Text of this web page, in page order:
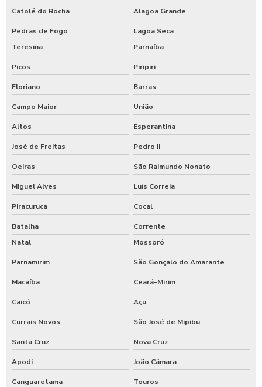
Catolé do Rocha Alagoa Grande
Pedras de Fogo
Lagoa Seca
Teresina
Parnaíba
Picos Piripiri
Floriano Barras
Campo Maior União
Altos Esperantina
José de Freitas Pedro II
Oeiras São Raimundo Nonato
Miguel Alves Luís Correia
Piracuruca Cocal
Batalha
Corrente
Natal
Mossoró
Parnamirim São Gonçalo do Amarante
Macaíba Ceará-Mirim
Caicó Açu
Currais Novos São José de Mipibu
Santa Cruz Nova Cruz
Apodi João Câmara
Canguaretama Touros